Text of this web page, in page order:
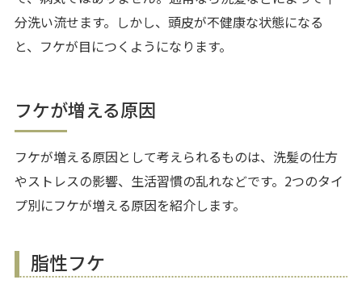
分洗い流せます。しかし、頭皮が不健康な状態になる
と、フケが目につくようになります。
フケが増える原因
フケが増える原因として考えられるものは、洗髪の仕方
やストレスの影響、生活習慣の乱れなどです。2つのタイ
プ別にフケが増える原因を紹介します。
脂性フケ